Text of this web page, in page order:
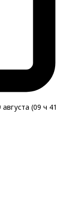
(09 ч 41